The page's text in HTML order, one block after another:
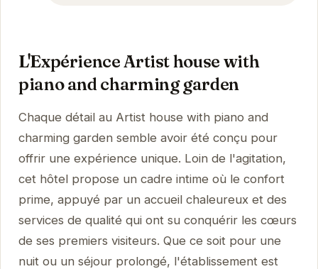
L'Expérience Artist house with
piano and charming garden
Chaque détail au Artist house with piano and
charming garden semble avoir été conçu pour
offrir une expérience unique. Loin de l'agitation,
cet hôtel propose un cadre intime où le confort
prime, appuyé par un accueil chaleureux et des
services de qualité qui ont su conquérir les cœurs
de ses premiers visiteurs. Que ce soit pour une
nuit ou un séjour prolongé, l'établissement est